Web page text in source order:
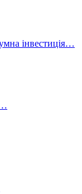
інвестиція…